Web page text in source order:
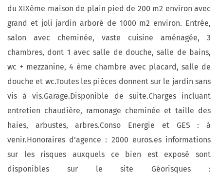
du XIXème maison de plain pied de 200 m2 environ avec
grand et joli jardin arboré de 1000 m2 environ. Entrée,
salon avec cheminée, vaste cuisine aménagée, 3
chambres, dont 1 avec salle de douche, salle de bains,
wc + mezzanine, 4 ème chambre avec placard, salle de
douche et wc.Toutes les pièces donnent sur le jardin sans
vis à vis.Garage.Disponible de suite.Charges incluant
entretien chaudière, ramonage cheminée et taille des
haies, arbustes, arbres.Conso Energie et GES : à
venir.Honoraires d’agence : 2000 euros.es informations
sur les risques auxquels ce bien est exposé sont
disponibles sur le site Géorisques :